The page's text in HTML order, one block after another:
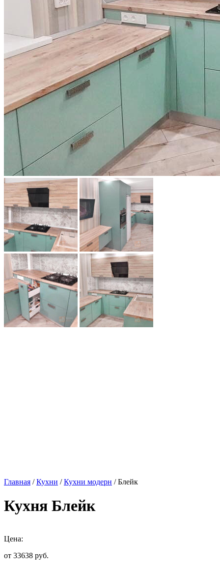
Главная /Кухни /Кухни модерн / Блейк
Кухня Блейк
Цена:
от 33638 руб.